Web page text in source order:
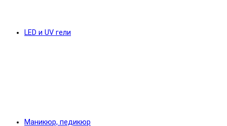
LED и UV гели
Маникюр, педикюр